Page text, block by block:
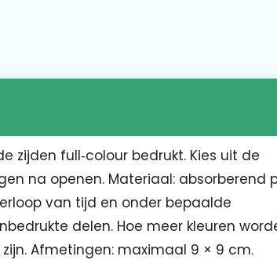
zijden full‑colour bedrukt. Kies uit de
na openen. Materiaal: absorberend
van tijd en onder bepaalde
delen. Hoe meer kleuren
Afmetingen: maximaal 9 × 9 cm.